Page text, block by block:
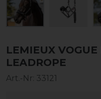
LEMIEUX
LEADROPE
Art.-Nr: 33121